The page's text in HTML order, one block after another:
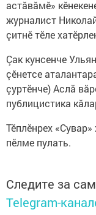
астăвăмӗ»
журналист
çитнӗ тӗле
Çак кунсенче
çӗнетсе
çуртӗнче) Аслă
публицистика
Тӗплӗнрех
пӗлме пулать.
Следите за
Telegram-